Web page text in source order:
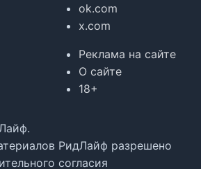
ok.com
x.com
Реклама на сайте
О сайте
18+
РидЛайф разрешено
согласия